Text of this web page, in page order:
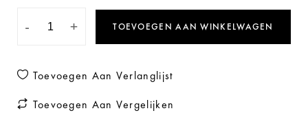
- + TOEVOEGEN AAN WINKELWAGEN
Toevoegen Aan Verlanglijst
Toevoegen Aan Vergelijken